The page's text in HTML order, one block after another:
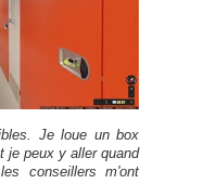
Je loue un box
je peux y aller quand
conseillers m'ont